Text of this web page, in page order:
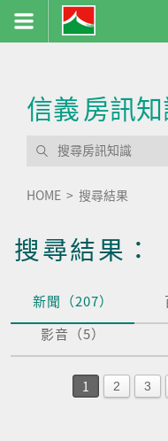
信義房訊
HOME 搜尋結果
搜尋結果：
新聞（207）
影音（5）
1 2 3